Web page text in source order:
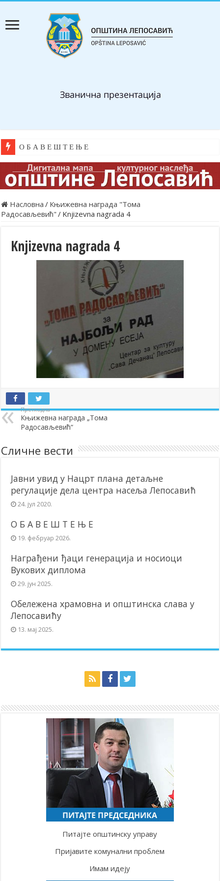
О Б А В Е Ш Т Е Њ Е
Насловна / Књижевна награда "Тома
Радосављевић" / Knjizevna nagrada 4
Knjizevna nagrada 4
Претходна
Књижевна награда „Тома
Радосављевић“
Сличне вести
Јавни увид у Нацрт плана детаљне
регулације дела центра насеља Лепосавић
24. јул 2020.
О Б А В Е Ш Т Е Њ Е
19. фебруар 2026.
Награђени ђаци генерација и носиоци
Вукових диплома
29. јун 2025.
Обележена храмовна и општинска слава у
Лепосавићу
13. мај 2025.
Питајте општинску управу
Пријавите комунални проблем
Имам идеју